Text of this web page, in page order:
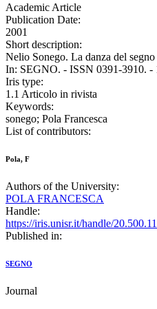
Academic Article
Publication Date:
2001
Short description:
Nelio Sonego. La danza del
In: SEGNO. - ISSN 0391-3910. -
Iris type:
1.1 Articolo in rivista
Keywords:
sonego; Pola Francesca
List of contributors:
Pola, F
Authors of the University:
POLA FRANCESCA
Handle:
https://iris.unisr.it/handle/
Published in:
SEGNO
Journal